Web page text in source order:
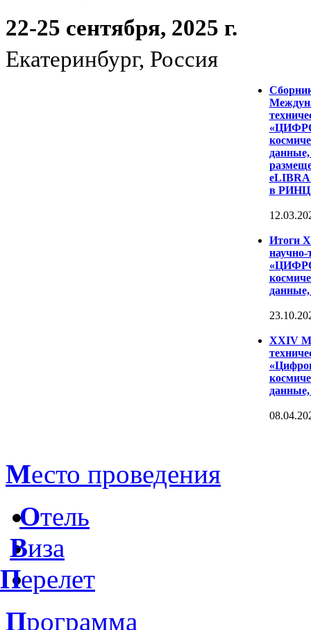
22-25 сентября, 2025 г.
Екатеринбург, Россия
данные,
в
Итоги
научно-
данные,
XXIV
данные,
Место проведения
Отель
Виза
Перелет
Программа